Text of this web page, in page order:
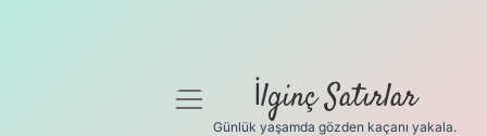
menüyü
İlginç Satırlar
Günlük yaşamda gözden kaçanı yakala.